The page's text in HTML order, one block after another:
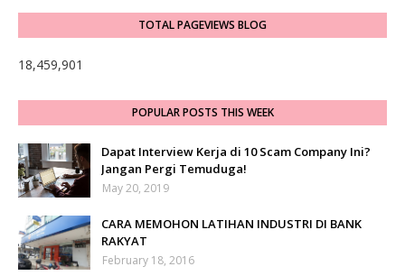
TOTAL PAGEVIEWS BLOG
18,459,901
POPULAR POSTS THIS WEEK
Dapat Interview Kerja di 10 Scam Company Ini?
Jangan Pergi Temuduga!
May 20, 2019
CARA MEMOHON LATIHAN INDUSTRI DI BANK
RAKYAT
February 18, 2016